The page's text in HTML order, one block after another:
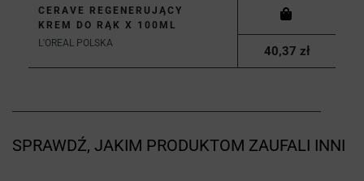
CERAVE REGENERUJĄCY
KREM DO RĄK X 100ML
L'OREAL POLSKA
40,37 zł
SPRAWDŹ, JAKIM PRODUKTOM ZAUFALI INNI